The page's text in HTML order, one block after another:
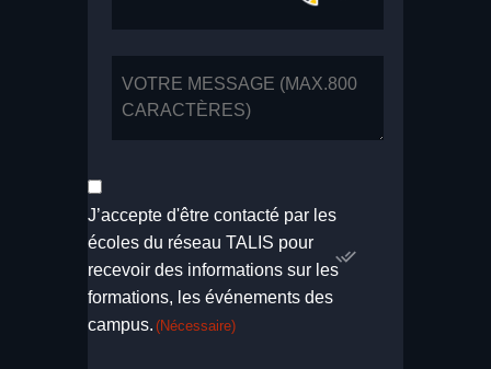
MESSAGE
(NÉCESSAIRE)
J’accepte d'être contacté par les
écoles du réseau TALIS pour
recevoir des informations sur les
formations, les événements des
campus. (Nécessaire)